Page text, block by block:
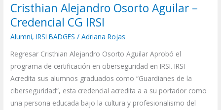
Cristhian Alejandro Osorto Aguilar –
Credencial CG IRSI
Alumni,IRSI BADGES /Adriana Rojas
Regresar Cristhian Alejandro Osorto Aguilar Aprobó el
programa de certificación en ciberseguridad en IRSI. IRSI
Acredita sus alumnos graduados como “Guardianes de la
ciberseguridad”, esta credencial acredita a a su portador como
una persona educada bajo la cultura y profesionalismo del
Cristhian
Alejandro
–
Credencial
CG
IRSI